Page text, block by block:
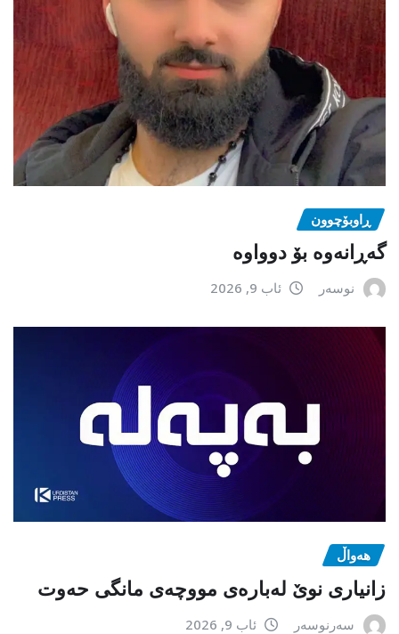
ڕاوبۆچوون
گەڕانەوە بۆ دوواوە
نوسەر ئاب 9, 2026
هەواڵ
زانیاری نوێ لەبارەی مووچەی مانگی حەوت
سەرنوسەر ئاب 9, 2026